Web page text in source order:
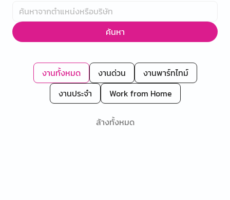
ค้นหา
งานทั้งหมด งานด่วน
งานพาร์ทไทม์
งานประจำ
Work from Home
ล้างทั้งหมด